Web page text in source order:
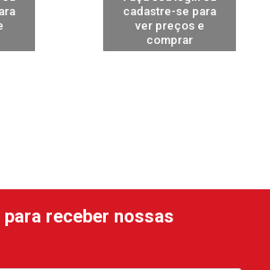
cadastre-se para
ver preços e
comprar
receber nossas